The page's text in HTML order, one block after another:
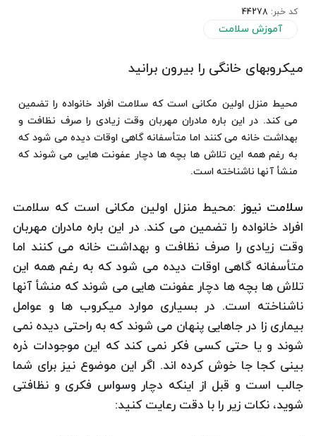
کد خبر: 44278
آموزش سلامت
میکروبهای خانگی را بیرون برانید
محیط منزل اولین مكانی است كه سلامت افراد خانواده را تضمین
می كند. در این باره مادران مهربان وقت زیادی را صرف نظافت و
بهداشت خانه می كنند اما متأسفانه گاهی اوقات دیده می شود كه
به رغم همه این تلاش ها بچه ها دچار عفونت هایی می شوند كه
منشأ آنها ناشناخته است.
سلامت نیوز :محیط منزل اولین مكانی است كه سلامت
افراد خانواده را تضمین می كند. در این باره مادران مهربان
وقت زیادی را صرف نظافت و بهداشت خانه می كنند اما
متأسفانه گاهی اوقات دیده می شود كه به رغم همه این
تلاش ها بچه ها دچار عفونت هایی می شوند كه منشأ آنها
ناشناخته است. در بسیاری موارد میكروب ها و عوامل
بیماری زا در جاهایی پنهان می شوند كه به راحتی دیده نمی
شوند و یا حتی كسی فكر نمی كند كه این موجودات ذره
بینی كجا جا خوش كرده اند. اگر این موضوع نیز برای شما
جالب است و قبل از اینكه دچار وسواس فكری و نظافتی
شوید، نكات زیر را با دقت رعایت كنید: